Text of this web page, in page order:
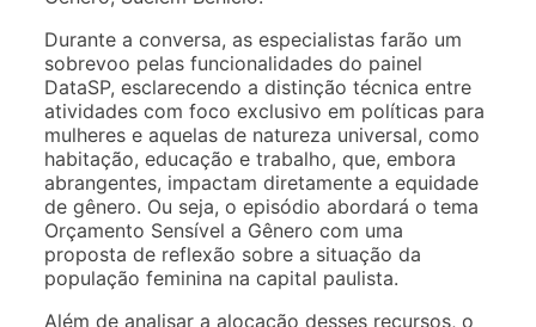
Durante a conversa, as especialistas farão um
sobrevoo pelas funcionalidades do painel
DataSP, esclarecendo a distinção técnica entre
atividades com foco exclusivo em políticas para
mulheres e aquelas de natureza universal, como
habitação, educação e trabalho, que, embora
abrangentes, impactam diretamente a equidade
de gênero. Ou seja, o episódio abordará o tema
Orçamento Sensível a Gênero com uma
proposta de reflexão sobre a situação da
população feminina na capital paulista.
Além de analisar a alocação desses recursos, o